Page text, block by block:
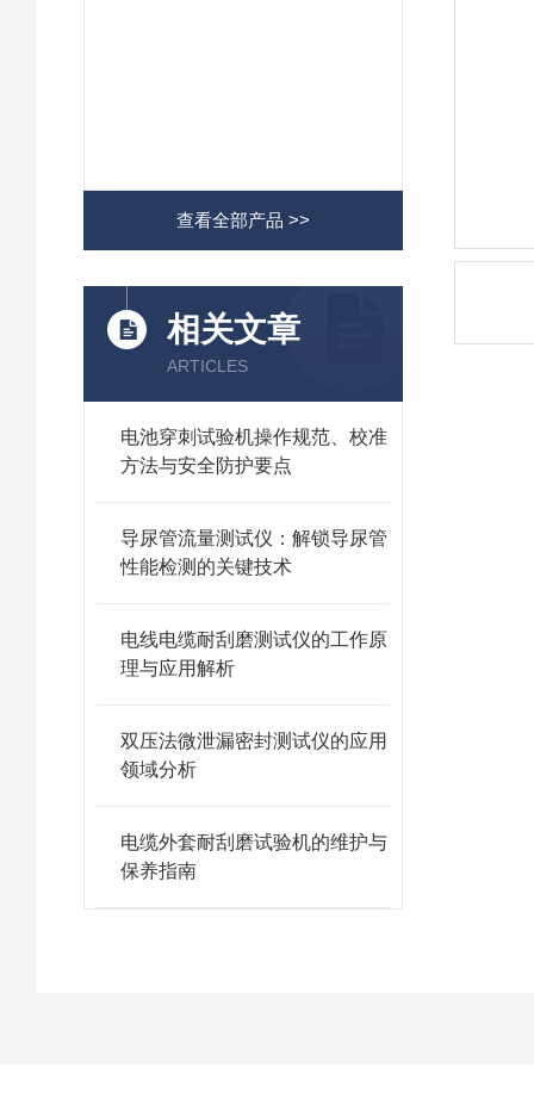
查看全部产品 >>
相关文章
ARTICLES
电池穿刺试验机操作规范、校准
方法与安全防护要点
导尿管流量测试仪：解锁导尿管
性能检测的关键技术
电线电缆耐刮磨测试仪的工作原
理与应用解析
双压法微泄漏密封测试仪的应用
领域分析
电缆外套耐刮磨试验机的维护与
保养指南